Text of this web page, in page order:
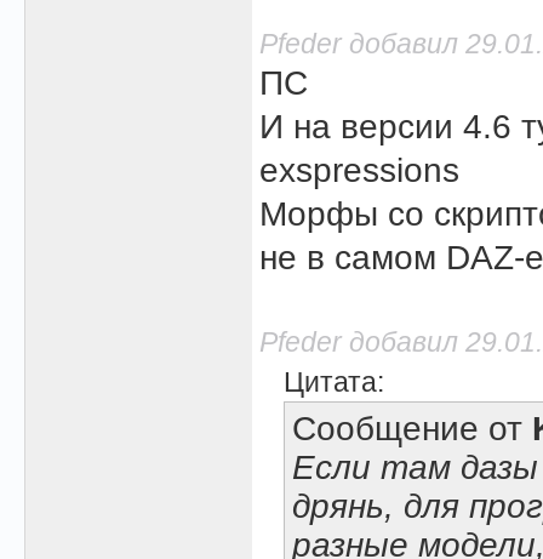
Pfeder добавил
ПС
И на версии 4.6
exspressions
Морфы со
не в самом DAZ-
Pfeder добавил
Цитата:
Сообщение от
Если там дазы
дрянь, для
разные